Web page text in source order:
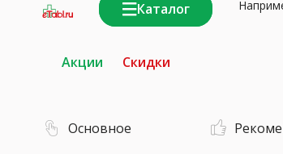
Каталог
Акции Скидки
Основное